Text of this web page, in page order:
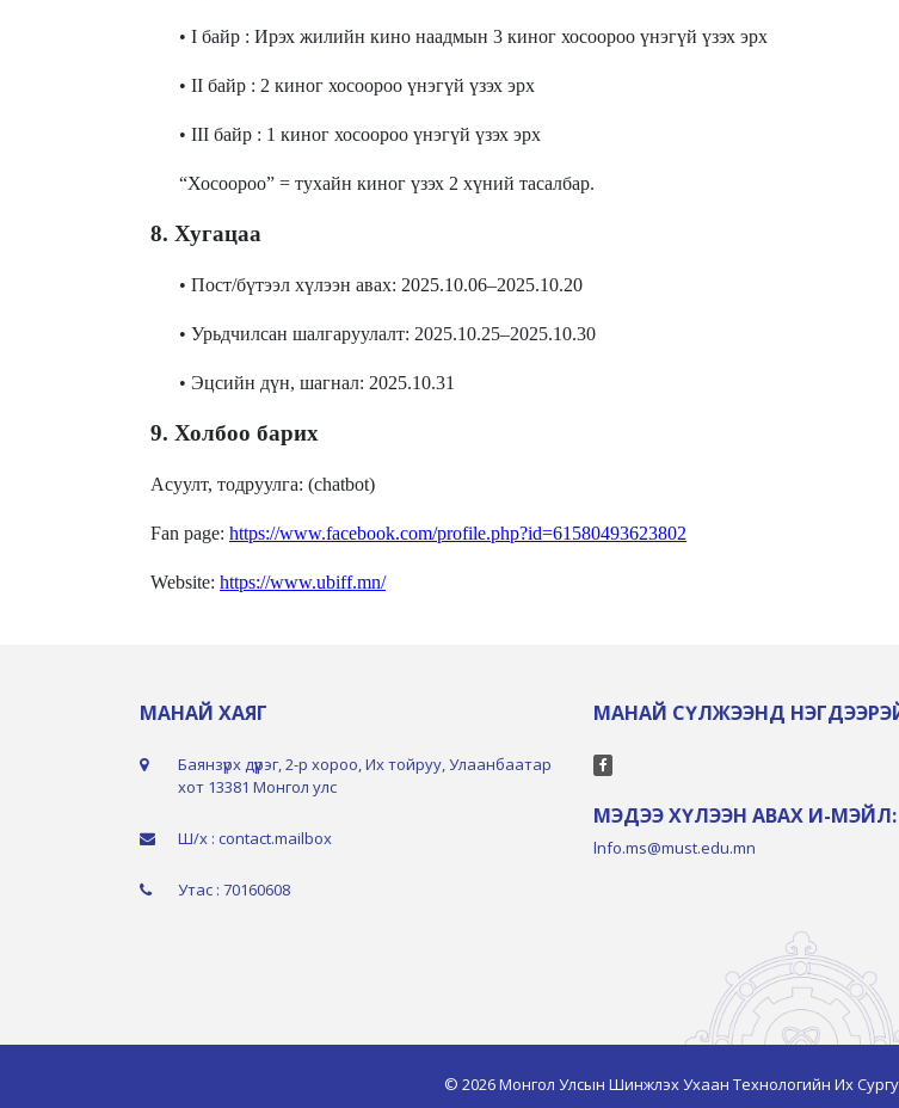
• I байр : Ирэх жилийн кино наадмын 3 киног хосоороо үнэгүй үзэх эрх
• II байр : 2 киног хосоороо үнэгүй үзэх эрх
• III байр : 1 киног хосоороо үнэгүй үзэх эрх
“Хосоороо” = тухайн киног үзэх 2 хүний тасалбар.
8. Хугацаа
• Пост/бүтээл хүлээн авах: 2025.10.06–2025.10.20
• Урьдчилсан шалгаруулалт: 2025.10.25–2025.10.30
• Эцсийн дүн, шагнал: 2025.10.31
9. Холбоо барих
Асуулт, тодруулга: (chatbot)
Fan page: https://www.facebook.com/profile.php?id=61580493623802
Website: https://www.ubiff.mn/
МАНАЙ ХАЯГ
Баянзүрх дүүрэг, 2-р хороо, Их тойруу, Улаанбаатар
хот 13381 Монгол улс
Ш/х : contact.mailbox
Утас : 70160608
МАНАЙ СҮЛЖЭЭНД
МЭДЭЭ ХҮЛЭЭН АВАХ И-МЭЙЛ:
lnfo.ms@must.edu.mn
© 2026 Монгол Улсын Шинжлэх Ухаан Технологийн Их